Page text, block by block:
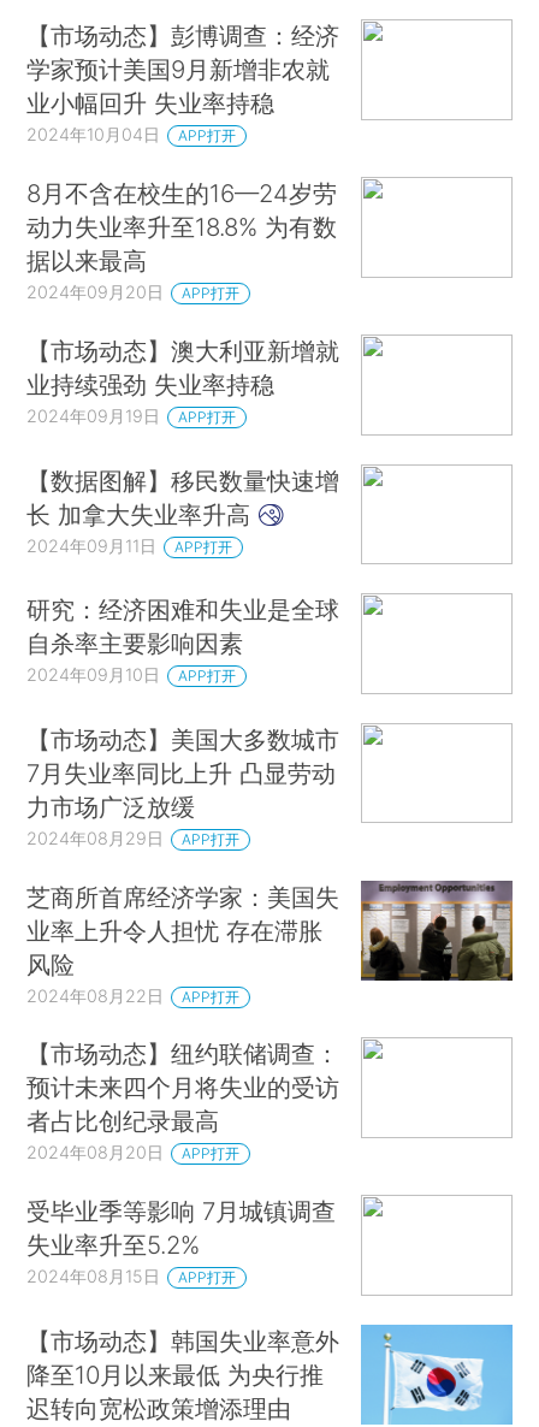
【市场动态】彭博调查：经济
学家预计美国9月新增非农就
业小幅回升 失业率持稳
2024年10月04日 APP打开
8月不含在校生的16—24岁劳
动力失业率升至18.8% 为有数
据以来最高
2024年09月20日 APP打开
【市场动态】澳大利亚新增就
业持续强劲 失业率持稳
2024年09月19日 APP打开
【数据图解】移民数量快速增
长 加拿大失业率升高
2024年09月11日 APP打开
研究：经济困难和失业是全球
自杀率主要影响因素
2024年09月10日 APP打开
【市场动态】美国大多数城市
7月失业率同比上升 凸显劳动
力市场广泛放缓
2024年08月29日 APP打开
芝商所首席经济学家：美国失
业率上升令人担忧 存在滞胀
风险
2024年08月22日 APP打开
【市场动态】纽约联储调查：
预计未来四个月将失业的受访
者占比创纪录最高
2024年08月20日 APP打开
受毕业季等影响 7月城镇调查
失业率升至5.2%
2024年08月15日 APP打开
【市场动态】韩国失业率意外
降至10月以来最低 为央行推
迟转向宽松政策增添理由